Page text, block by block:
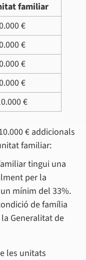
familiar
€
€
€
€
€
€ addicionals
familiar:
tingui una
per la
mínim del 33%.
de família
Generalitat de
les unitats